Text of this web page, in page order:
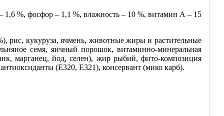
1,6 %, фосфор – 1,1 %, влажность – 10 %, витамин А – 15
рис, кукуруза, ячмень, животные жиры и растительные
семя, яичный порошок, витаминно-минеральная
марганец, йод, селен), жир рыбий, фито-композиция
(Е320, Е321), консервант (мико карб).